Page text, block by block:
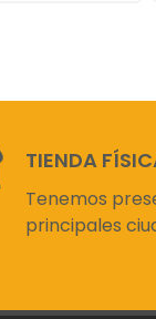
TIENDA
Tenemos
principales